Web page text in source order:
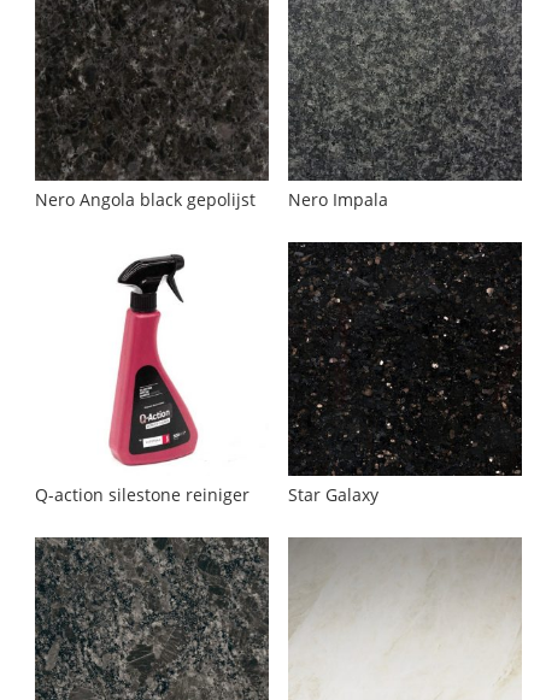
Nero Angola black gepolijst Nero Impala
Q-action silestone reiniger Star Galaxy